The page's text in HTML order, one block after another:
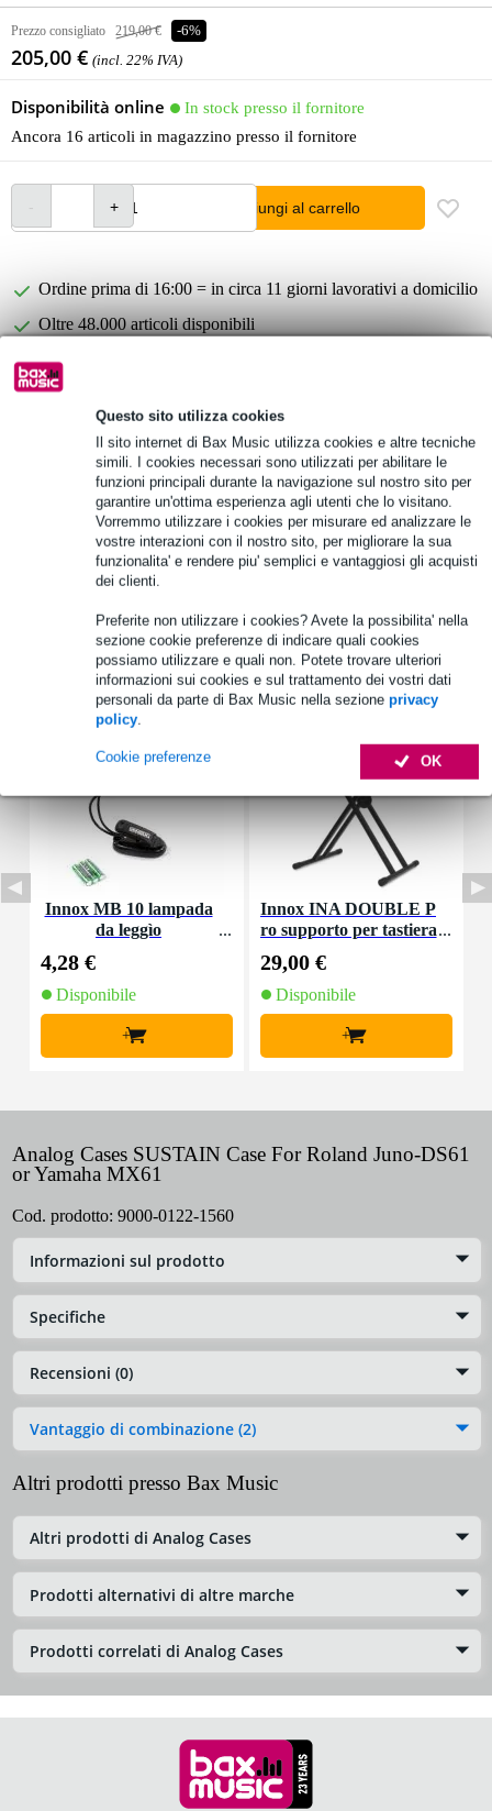
Questo sito utilizza cookies
Il sito internet di Bax Music utilizza cookies e altre tecniche
simili. I cookies necessari sono utilizzati per abilitare le
funzioni principali durante la navigazione sul nostro sito per
garantire un'ottima esperienza agli utenti che lo visitano.
Vorremmo utilizzare i cookies per misurare ed analizzare le
vostre interazioni con il nostro sito, per migliorare la sua
funzionalita' e rendere piu' semplici e vantaggiosi gli acquisti
dei clienti.
Preferite non utilizzare i cookies? Avete la possibilita' nella
sezione cookie preferenze di indicare quali cookies
possiamo utilizzare e quali non. Potete trovare ulteriori
informazioni sui cookies e sul trattamento dei vostri dati
personali da parte di Bax Music nella sezione privacy
policy.
OK
Cookie preferenze
Prezzo consigliato 219,00 € -6%
205,00 € (incl. 22% IVA)
Disponibilità online
In stock presso il fornitore
Ancora 16 articoli in magazzino presso il fornitore
Aggiungi al carrello
Ordine prima di 16:00 = in circa 11 giorni lavorativi a domicilio
Oltre 48.000 articoli disponibili
1.250 marchi leader
Informazioni sul prodotto
Analog Cases Custodia SUSTAIN per Roland Juno-DS61 o
Yamaha MX61
ampio scomparto per gli accessori contenente scomparti più piccoli
per vari accessori
dimensioni esterne: 109 x 38 x 15 cm
Accessori (18)
Innox MB 10 lampada
da leggìo
4,28 €
Disponibile
+
Innox INA DOUBLE P
ro supporto per tastiera
29,00 €
Disponibile
+
Analog Cases SUSTAIN Case For Roland Juno-DS61
or Yamaha MX61
Cod. prodotto: 9000-0122-1560
Informazioni sul prodotto
Specifiche
Recensioni (0)
Vantaggio di combinazione (2)
Altri prodotti presso Bax Music
Altri prodotti di Analog Cases
Prodotti alternativi di altre marche
Prodotti correlati di Analog Cases